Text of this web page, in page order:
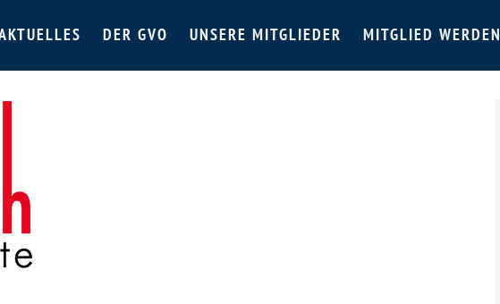
DER GVO UNSERE MITGLIEDER MITGLIED WERDEN